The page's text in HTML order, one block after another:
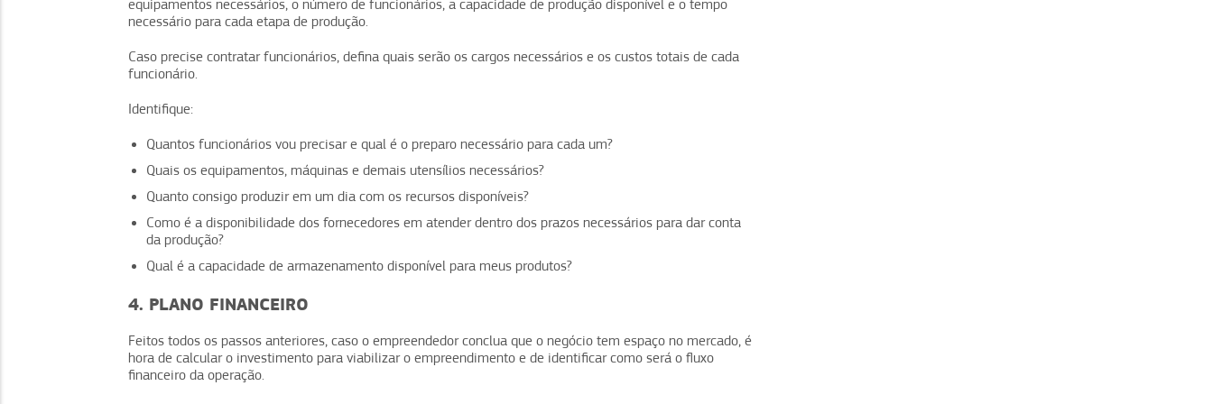
equipamentos necessários, o número de funcionários, a capacidade de produção disponível e o tempo
necessário para cada etapa de produção.
Caso precise contratar funcionários, defina quais serão os cargos necessários e os custos totais de cada
funcionário.
Identifique:
Quantos funcionários vou precisar e qual é o preparo necessário para cada um?
Quais os equipamentos, máquinas e demais utensílios necessários?
Quanto consigo produzir em um dia com os recursos disponíveis?
Como é a disponibilidade dos fornecedores em atender dentro dos prazos necessários para dar conta
da produção?
Qual é a capacidade de armazenamento disponível para meus produtos?
4. PLANO FINANCEIRO
Feitos todos os passos anteriores, caso o empreendedor conclua que o negócio tem espaço no mercado, é
hora de calcular o investimento para viabilizar o empreendimento e de identificar como será o fluxo
financeiro da operação.